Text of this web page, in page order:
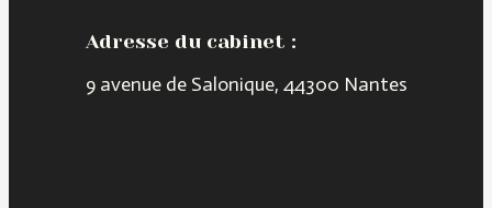
Adresse du cabinet :
9 avenue de Salonique, 44300 Nantes